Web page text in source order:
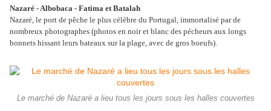
Nazaré - Albobaca - Fatima et Batalah
Nazaré, le port de pêche le plus célèbre du Portugal, immortalisé par de
nombreux photographes (photos en noir et blanc des pécheurs aux longs
bonnets hissant leurs bateaux sur la plage, avec de gros boeufs).
Le marché de Nazaré a lieu tous les jours sous les halles couvertes